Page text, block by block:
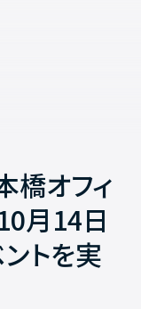
橋オフィ
月14日
トを実